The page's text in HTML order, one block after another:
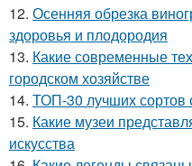
12. Осенняя обрезка
здоровья и плодородия
13. Какие современные
городском хозяйстве
14. ТОП-30 лучших сортов
15. Какие музеи
искусства